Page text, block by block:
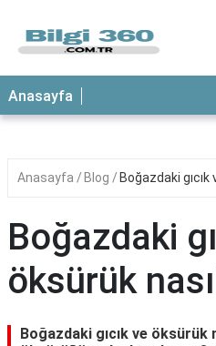
ANASAYFA
Anasayfa
Anasayfa Blog Boğazdaki
Boğazdaki
öksürük
Boğazdaki gıcık ve öksürük